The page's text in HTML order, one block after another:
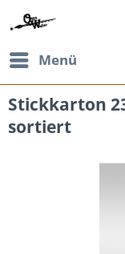
Menü
Stickkarton
sortiert